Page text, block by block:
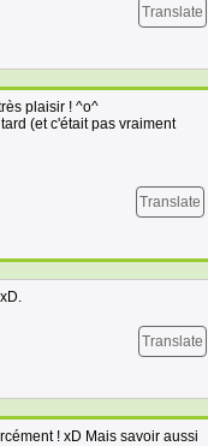
Translate
plaisir ! ^o^
(et c'était pas vraiment
Translate
Translate
! xD Mais savoir aussi